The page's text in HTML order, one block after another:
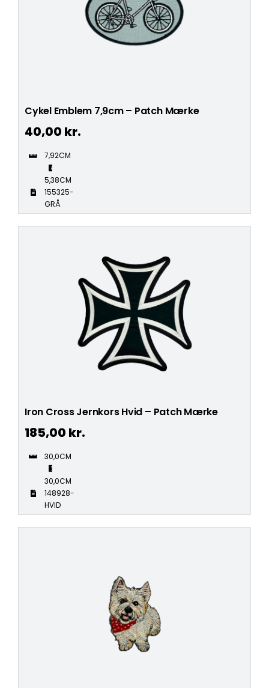
Cykel Emblem 7,9cm – Patch Mærke
40,00 kr.
7,92CM
5,38CM
155325-
GRÅ
Iron Cross Jernkors Hvid – Patch Mærke
185,00 kr.
30,0CM
30,0CM
148928-
HVID